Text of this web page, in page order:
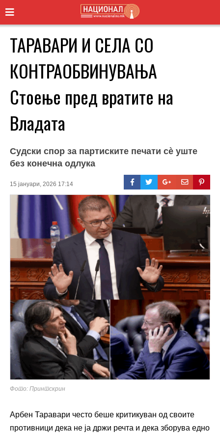
ТАРАВАРИ И СЕЛА СО
КОНТРАОБВИНУВАЊА
Стоење пред вратите на
Владата
Судски спор за партиските печати сè уште
без конечна одлука
15 јануари, 2026 17:14
Фото: Принтскрин
Арбен Таравари често беше критикуван од своите
противници дека не ја држи речта и дека зборува едно